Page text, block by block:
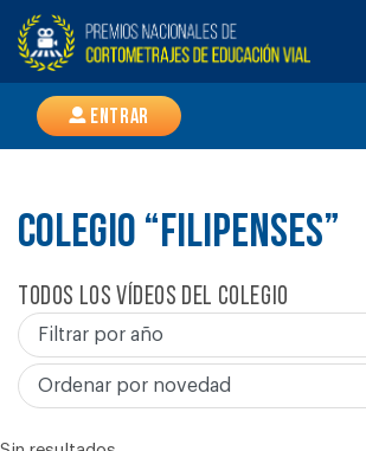
Entrar
COLEGIO “FILIPENSES”
Todos los vídeos del colegio